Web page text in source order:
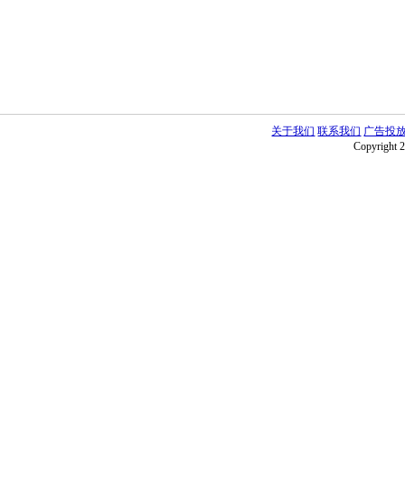
关于我们 联系我们 广告投
Copyright